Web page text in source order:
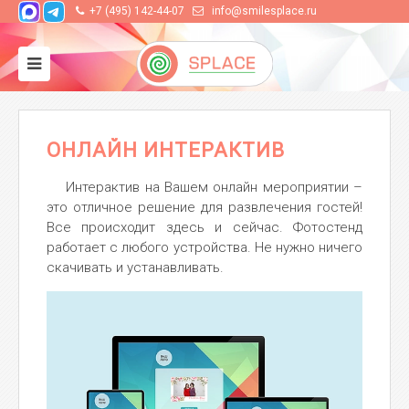
+7 (495) 142-44-07 info@smilesplace.ru
ОНЛАЙН ИНТЕРАКТИВ
Интерактив на Вашем онлайн мероприятии –
это отличное решение для развлечения гостей!
Все происходит здесь и сейчас. Фотостенд
работает с любого устройства. Не нужно ничего
скачивать и устанавливать.